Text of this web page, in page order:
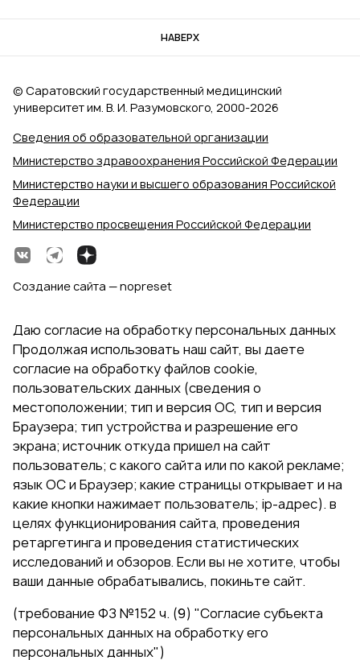
НАВЕРХ
Сведения об образовательной организации
Министерство здравоохранения Российской Федерации
Министерство науки и высшего образования Российской
Федерации
Министерство просвещения Российской Федерации
© Саратовский государственный медицинский
университет им. В. И. Разумовского, 2000‑2026
Создание сайта — nopreset
Даю согласие на обработку персональных данных
Продолжая использовать наш сайт, вы даете
согласие на обработку файлов cookie,
пользовательских данных (сведения о
местоположении; тип и версия ОС, тип и версия
Браузера; тип устройства и разрешение его
экрана; источник откуда пришел на сайт
пользователь; с какого сайта или по какой рекламе;
язык ОС и Браузер; какие страницы открывает и на
какие кнопки нажимает пользователь; ip-адрес). в
целях функционирования сайта, проведения
ретаргетинга и проведения статистических
исследований и обзоров. Если вы не хотите, чтобы
ваши данные обрабатывались, покиньте сайт.
(требование ФЗ №152 ч. (9) "Согласие субъекта
персональных данных на обработку его
персональных данных")